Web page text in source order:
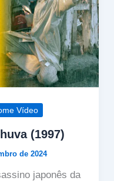
Vídeo
(1997)
de 2024
japonês da